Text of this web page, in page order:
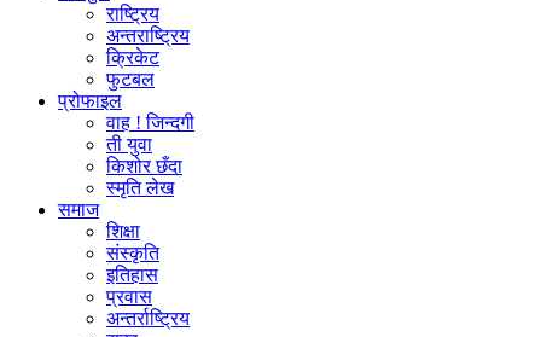
राष्ट्रिय
अन्तराष्ट्रिय
क्रिकेट
फुटबल
प्रोफाइल
वाह ! जिन्दगी
ती युवा
किशोर छँदा
स्मृति लेख
समाज
शिक्षा
संस्कृति
इतिहास
प्रवास
अन्तर्राष्ट्रिय